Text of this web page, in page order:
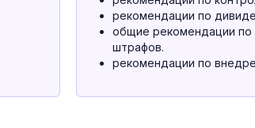
рекомендации по
общие рекомендации по
штрафов.
рекомендации по